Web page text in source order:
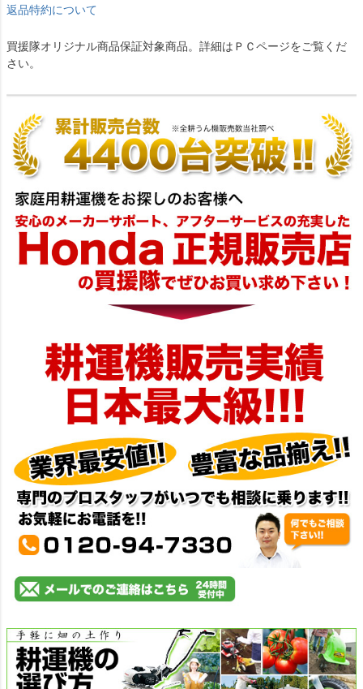
返品特約について
買援隊オリジナル商品保証対象商品。詳細はＰＣページをご覧くだ
さい。